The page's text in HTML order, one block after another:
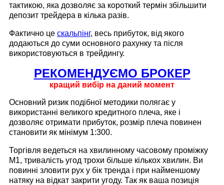
тактикою, яка дозволяє за короткий термін збільшити
депозит трейдера в кілька разів.
Фактично це скальпінг, весь прибуток, від якого
додаються до суми основного рахунку та після
використовуються в трейдингу.
РЕКОМЕНДУЄМО БРОКЕР
кращий вибір на даний момент
Основний ризик подібної методики полягає у
використанні великого кредитного плеча, яке і
дозволяє отримати прибуток, розмір плеча повинен
становити як мінімум 1:300.
Торгівля ведеться на хвилинному часовому проміжку
М1, тривалість угод трохи більше кількох хвилин. Ви
повинні зловити рух у бік тренда і при найменшому
натяку на відкат закрити угоду. Так як ваша позиція